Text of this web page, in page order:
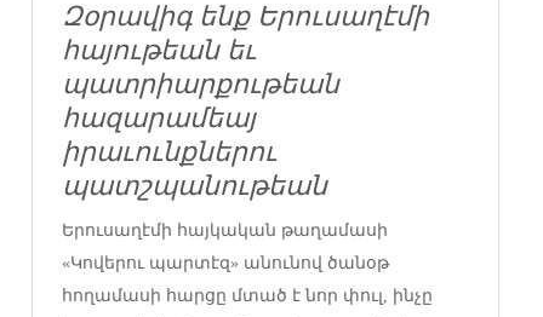
Զօրավիգ ենք Երուսաղէմի
հայութեան եւ
պատրիարքութեան
հազարամեայ
իրաւունքներու
պատշպանութեան
Երուսաղէմի հայկական թաղամասի
«Կովերու պարտէզ» անունով ծանօթ
հողամասի հարցը մտած է նոր փուլ, ինչը